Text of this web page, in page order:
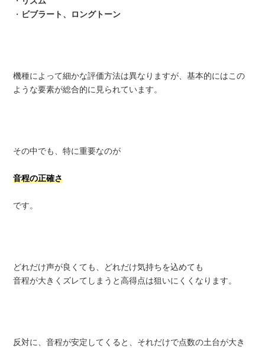
・ ビブラート、ロングトーン
機種によって細かな評価方法は異なりますが、基本的にはこの
ような要素が総合的に見られています。
その中でも、特に重要なのが
音程の正確さ
です。
どれだけ声が良くても、どれだけ気持ちを込めても
音程が大きくズレてしまうと高得点は狙いにくくなります。
反対に、音程が安定してくると、それだけで点数の土台が大き